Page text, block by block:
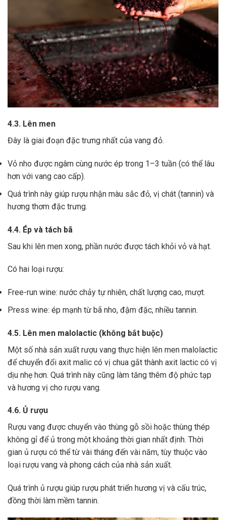
4.3. Lên men
Đây là giai đoạn đặc trưng nhất của vang đỏ.
Vỏ nho được ngâm cùng nước ép trong 1–3 tuần (có thể lâu
hơn với vang cao cấp).
Quá trình này giúp rượu nhận màu sắc đỏ, vị chát (tannin) và
hương thơm đặc trưng.
4.4. Ép và tách bã
Sau khi lên men xong, phần nước được tách khỏi vỏ và hạt.
Có hai loại rượu:
Free-run wine: nước chảy tự nhiên, chất lượng cao, mượt.
Press wine: ép mạnh từ bã nho, đậm đặc, nhiều tannin.
4.5. Lên men malolactic (không bắt buộc)
Một số nhà sản xuất rượu vang thực hiện lên men malolactic
để chuyển đổi axit malic có vị chua gắt thành axit lactic có vị
dịu nhẹ hơn. Quá trình này cũng làm tăng thêm độ phức tạp
và hương vị cho rượu vang.
4.6. Ủ rượu
Rượu vang được chuyển vào thùng gỗ sồi hoặc thùng thép
không gỉ để ủ trong một khoảng thời gian nhất định. Thời
gian ủ rượu có thể từ vài tháng đến vài năm, tùy thuộc vào
loại rượu vang và phong cách của nhà sản xuất.
Quá trình ủ rượu giúp rượu phát triển hương vị và cấu trúc,
đồng thời làm mềm tannin.